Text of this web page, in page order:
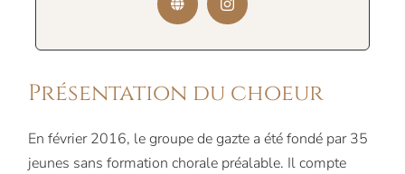
Présentation du choeur
En février 2016, le groupe de gazte a été fondé par 35
jeunes sans formation chorale préalable. Il compte